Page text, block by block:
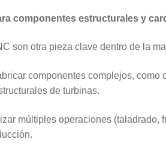
componentes estructurales y
son otra pieza clave dentro de la
componentes complejos,
de turbinas.
múltiples operaciones (taladrado,